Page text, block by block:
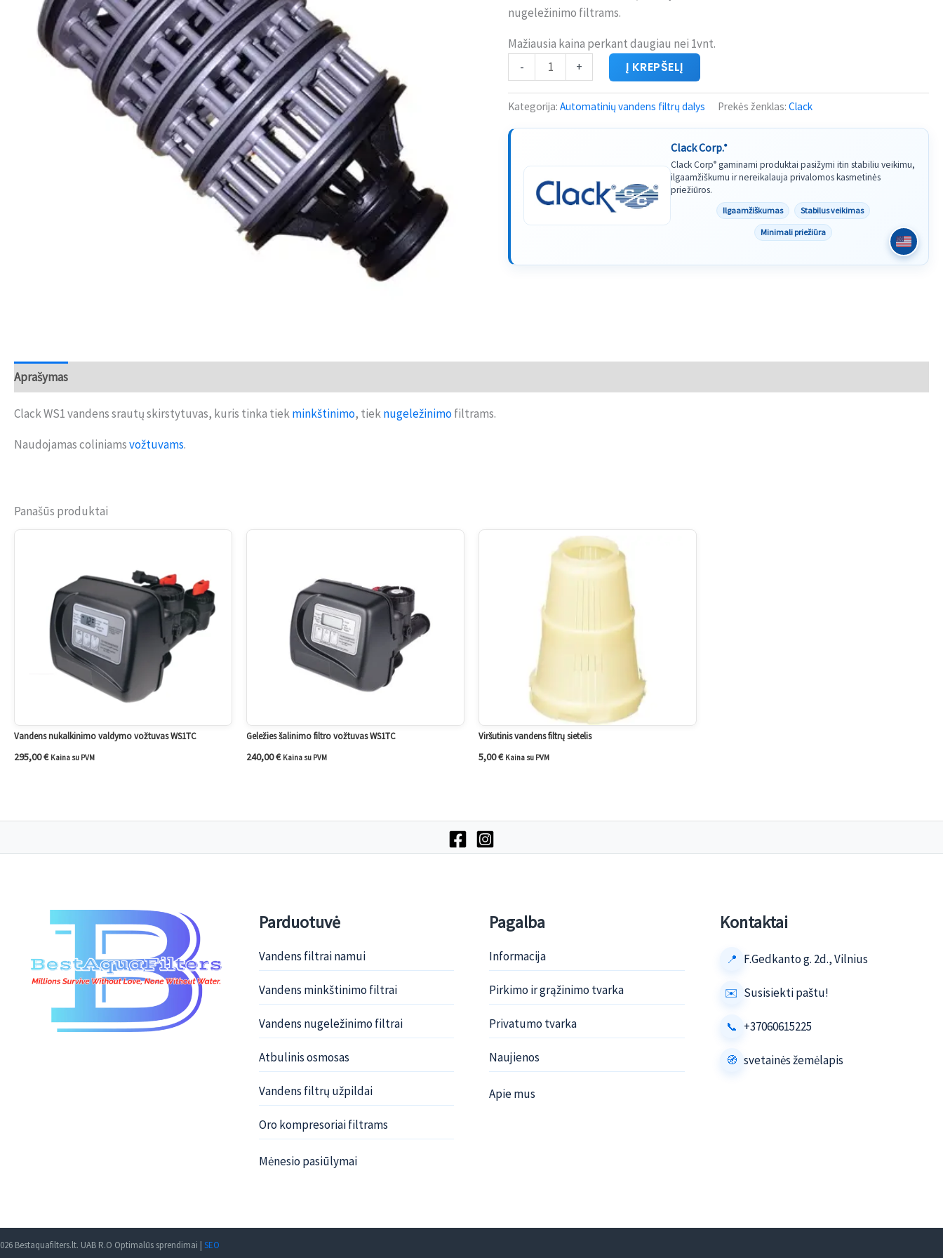
nugeležinimo filtrams.
Mažiausia kaina perkant daugiau nei 1vnt.
-
+ Į KREPŠELĮ
Kategorija:Automatinių vandens filtrų dalys Prekės ženklas:Clack
Clack Corp.®
Clack Corp® gaminami produktai pasižymi itin stabiliu veikimu,
ilgaamžiškumu ir nereikalauja privalomos kasmetinės
priežiūros.
Ilgaamžiškumas Stabilus veikimas
Minimali priežiūra
Aprašymas
Clack WS1 vandens srautų skirstytuvas, kuris tinka tiekminkštinimo, tieknugeležinimofiltrams.
Naudojamas coliniamsvožtuvams.
Panašūs produktai
Vandens nukalkinimo valdymo vožtuvas WS1TC
295,00€ Kaina su PVM
Geležies šalinimo filtro vožtuvas WS1TC
240,00€ Kaina su PVM
Viršutinis vandens filtrų sietelis
5,00€ Kaina su PVM
Parduotuvė
Vandens filtrai namui
Vandens minkštinimo filtrai
Vandens nugeležinimo filtrai
Atbulinis osmosas
Vandens filtrų užpildai
Oro kompresoriai filtrams
Mėnesio pasiūlymai
Pagalba
Informacija
Pirkimo ir grąžinimo tvarka
Privatumo tvarka
Naujienos
Apie mus
Kontaktai
F.Gedkanto g. 2d., Vilnius
Susisiekti paštu!
+37060615225
svetainės žemėlapis
Bestaquafilters.lt. UAB R.O Optimalūs sprendimai | SEO